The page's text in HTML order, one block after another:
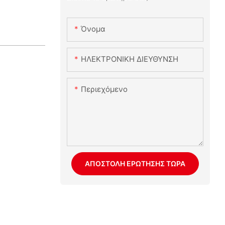
Όνομα
ΗΛΕΚΤΡΟΝΙΚΗ ΔΙΕΥΘΥΝΣΗ
Περιεχόμενο
ΑΠΟΣΤΟΛΉ ΕΡΏΤΗΣΗΣ ΤΏΡΑ